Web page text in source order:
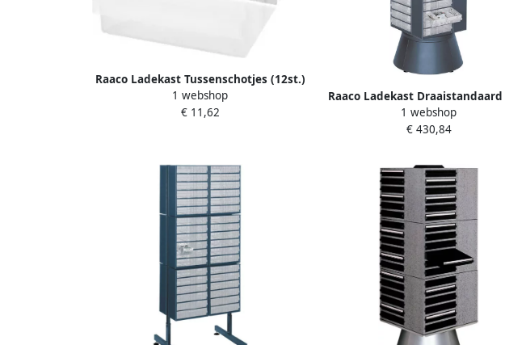
Raaco Ladekast Tussenschotjes (12st.)
250-02 106764
1 webshop
€ 11,62
Raaco Ladekast
type 900 leeg 137515
1 webshop
€ 430,84